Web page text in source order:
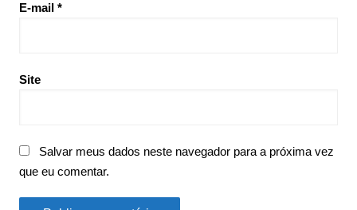
E-mail *
Site
Salvar meus dados neste navegador para a próxima vez
que eu comentar.